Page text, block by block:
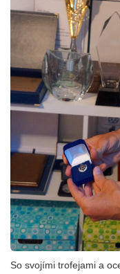
So svojími trofejami a